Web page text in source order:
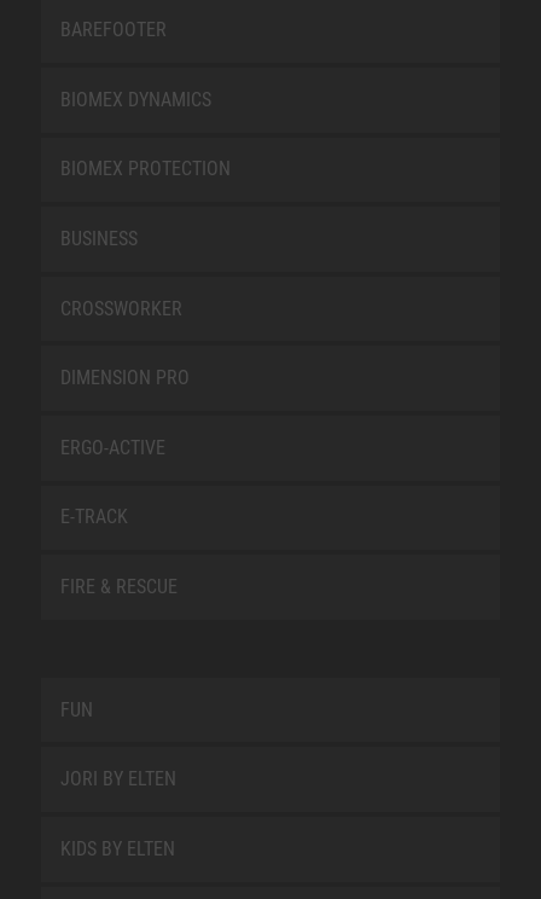
BAREFOOTER
BIOMEX DYNAMICS
BIOMEX PROTECTION
BUSINESS
CROSSWORKER
DIMENSION PRO
ERGO-ACTIVE
E-TRACK
FIRE & RESCUE
FUN
JORI BY ELTEN
KIDS BY ELTEN